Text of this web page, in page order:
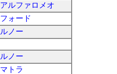
アルファロメオ
フォード
ルノー
ルノー
マトラ